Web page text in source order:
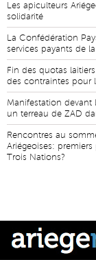
Les apiculteurs
solidarité
La Confédération
services payants de
Fin des quotas
des contraintes pour
Manifestation devant
un terreau de ZAD
Rencontres au
Ariégeoises:
Trois Nations?